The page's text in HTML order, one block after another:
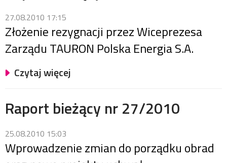
27.08.2010 17:15
Złożenie rezygnacji przez Wiceprezesa
Zarządu TAURON Polska Energia S.A.
Czytaj więcej
Raport bieżący nr 27/2010
25.08.2010 15:03
Wprowadzenie zmian do porządku obrad